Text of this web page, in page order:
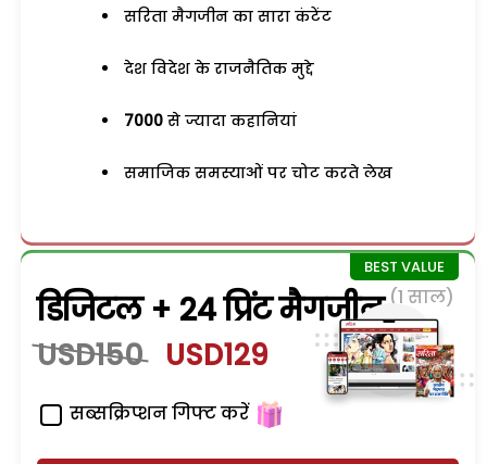
सरिता मैगजीन का सारा कंटेंट
देश विदेश के राजनैतिक मुद्दे
7000 से ज्यादा कहानियां
समाजिक समस्याओं पर चोट करते लेख
डिजिटल + 24 प्रिंट मैगजीन (1 साल)
USD150 USD129
सब्सक्रिप्शन गिफ्ट करें